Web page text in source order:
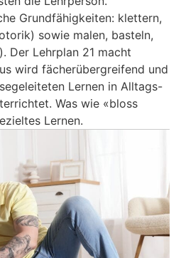
Grundfähigkeiten: klettern,
sowie malen, basteln,
Der Lehrplan 21 macht
wird fächerübergreifend und
Lernen in Alltags-
Was wie «bloss
Lernen.